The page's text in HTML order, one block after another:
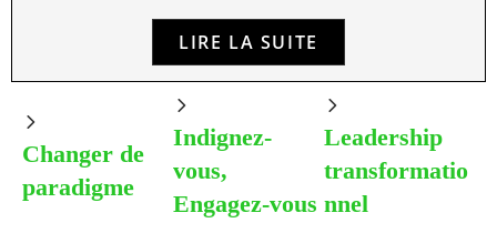
LIRE LA SUITE
Changer de
paradigme
Indignez-
vous,
Engagez-vous
Leadership
transformatio
nnel